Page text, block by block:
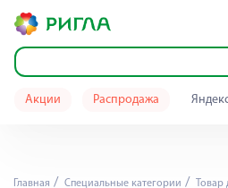
Акции Распродажа
Главная Специальные категории Товар